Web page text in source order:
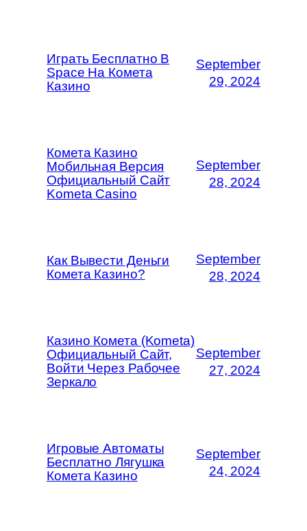
Играть Бесплатно В
Space На Комета
Казино
September
29, 2024
Комета Казино
Мобильная Версия
Официальный Сайт
Kometa Casino
September
28, 2024
Как Вывести Деньги
Комета Казино?
September
28, 2024
Казино Комета (Kometa)
Официальный Сайт,
Войти Через Рабочее
Зеркало
September
27, 2024
Игровые Автоматы
Бесплатно Лягушка
Комета Казино
September
24, 2024